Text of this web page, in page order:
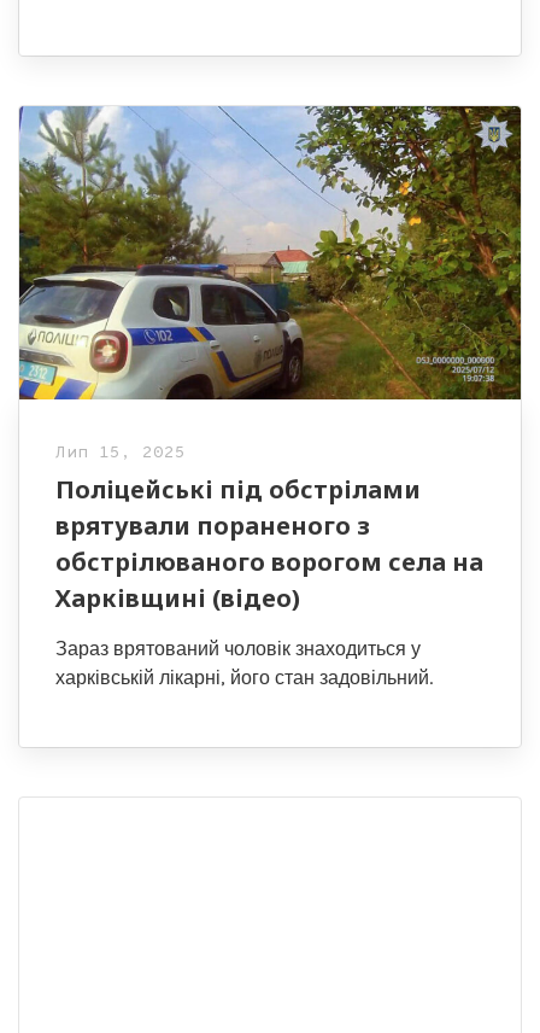
Лип 15, 2025
Поліцейські під обстрілами
врятували пораненого з
обстрілюваного ворогом села на
Харківщині (відео)
Зараз врятований чоловік знаходиться у
харківській лікарні, його стан задовільний.